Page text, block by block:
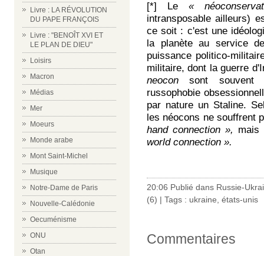
Livre : LA RÉVOLUTION
DU PAPE FRANÇOIS
Livre : "BENOÎT XVI ET
LE PLAN DE DIEU"
Loisirs
Macron
Médias
Mer
Moeurs
Monde arabe
Mont Saint-Michel
Musique
Notre-Dame de Paris
Nouvelle-Calédonie
Oecuménisme
ONU
Otan
[*] Le «
intransposable ailleurs)
ce soit : c'est une
la planète au service
puissance politico-
militaire,dont la guerre
neocon sont souvent
russophobie
par nature un Staline.
les néocons ne souffrent
hand connection », mais
world connection ».
20:06 Publié dans Russie-
(6) | Tags : ukraine états-unis
Commentaires